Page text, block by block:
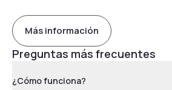
Más información
Preguntas más frecuentes
¿Cómo funciona?